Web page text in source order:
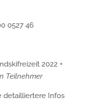
0527 46
2022 +
Teilnehmer
detailliertere Infos